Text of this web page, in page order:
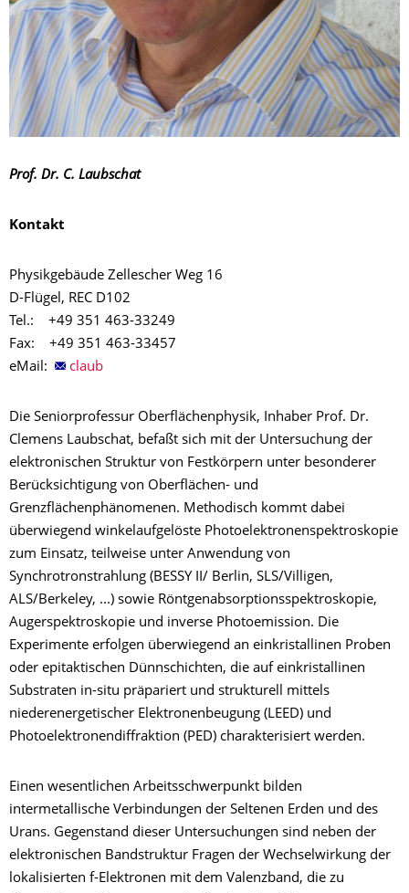
Prof. Dr. C. Laubschat
Kontakt
Physikgebäude Zellescher Weg 16
D-Flügel, REC D102
Tel.: +49 351 463-33249
Fax: +49 351 463-33457
eMail:
claub
Die Seniorprofessur Oberflächenphysik, Inhaber Prof. Dr.
Clemens Laubschat, befaßt sich mit der Untersuchung der
elektronischen Struktur von Festkörpern unter besonderer
Berücksichtigung von Oberflächen- und
Grenzflächenphänomenen. Methodisch kommt dabei
überwiegend winkelaufgelöste Photoelektronenspektroskopie
zum Einsatz, teilweise unter Anwendung von
Synchrotronstrahlung (BESSY II/ Berlin, SLS/Villigen,
ALS/Berkeley, ...) sowie Röntgenabsorptionsspektroskopie,
Augerspektroskopie und inverse Photoemission. Die
Experimente erfolgen überwiegend an einkristallinen Proben
oder epitaktischen Dünnschichten, die auf einkristallinen
Substraten in-situ präpariert und strukturell mittels
niederenergetischer Elektronenbeugung (LEED) und
Photoelektronendiffraktion (PED) charakterisiert werden.
Einen wesentlichen Arbeitsschwerpunkt bilden
intermetallische Verbindungen der Seltenen Erden und des
Urans. Gegenstand dieser Untersuchungen sind neben der
elektronischen Bandstruktur Fragen der Wechselwirkung der
lokalisierten f-Elektronen mit dem Valenzband, die zu